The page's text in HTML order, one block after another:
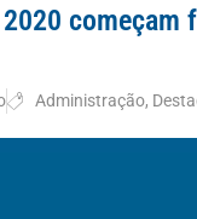
começam
Administração,